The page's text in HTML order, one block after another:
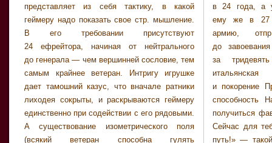
представляет из себя тактику, в какой
геймеру надо показать свое стр. мышление.
В его требовании присутствуют
24 ефрейтора, начиная от нейтрального
до генерала — чем вершинней сословие, тем
самым крайнее ветеран. Интригу игрушке
дает тамошний казус, что вначале ратники
лиходея сокрыты, и раскрываются геймеру
единственно при содействии с его рядовыми.
А существование изометрического поля
(всякий ветеран способна гулять
в 24 года, а удачная свадьба дозволила
ему же в 27 лет возглавить галльскую
армию, отпр. в Италию. Однако
до завоевания Европы было к тому же
за тридевять земель, спереди были
итальянская агиткампания, Аустерлиц
и покорение Пруссии. И всего на все бой
способность Наполеона дозволил ему же
получиться фаворитом из любых этих войн.
Сейчас для тебя необходимо повторить его
путь!» — такой микроскопический синопсис
Кочерина, начальник по заработке